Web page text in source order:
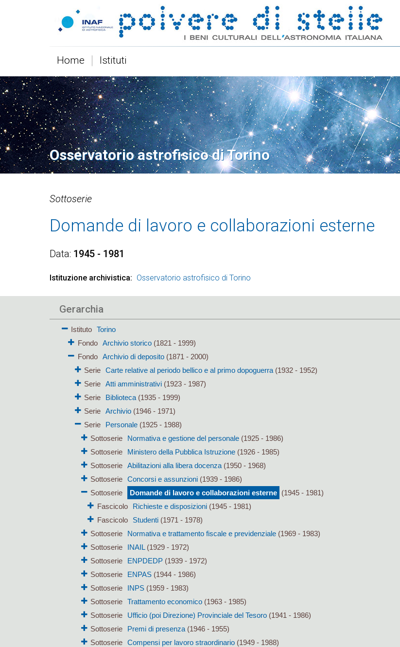
Home Istituti
Osservatorio astrofisico di Torino
Sottoserie
Domande di lavoro e collaborazioni esterne
Data 1945 - 1981
Istituzione archivistica Osservatorio astrofisico di Torino
Gerarchia
Istituto
Torino
Fondo
Archivio storico(1821 - 1999)
Fondo
Archivio di deposito(1871 - 2000)
Serie Carte relative al periodo bellico e al primo dopoguerra(1932 - 1952)
Serie Atti amministrativi(1923 - 1987)
Serie
Biblioteca(1935 - 1999)
Serie Archivio(1946 - 1971)
Serie
Personale(1925 - 1988)
Sottoserie
Normativa e gestione del personale (1925 - 1986)
Sottoserie
Ministero della Pubblica Istruzione (1926 - 1985)
Sottoserie
Abilitazioni alla libera docenza (1950 - 1968)
Sottoserie
Concorsi e assunzioni (1939 - 1986)
Sottoserie
Domande di lavoro e collaborazioni esterne (1945 - 1981)
Fascicolo
Richieste e disposizioni(1945 - 1981)
Fascicolo
Studenti(1971 - 1978)
Sottoserie
Normativa e trattamento fiscale e previdenziale (1969 - 1983)
Sottoserie
INAIL(1929 - 1972)
Sottoserie
ENPDEDP (1939 - 1972)
Sottoserie
ENPAS (1944 - 1986)
Sottoserie
INPS (1959 - 1983)
Sottoserie
Trattamento economico (1963 - 1985)
Sottoserie
Ufficio (poi Direzione) Provinciale del Tesoro (1941 - 1986)
Sottoserie
Premi di presenza (1946 - 1955)
Sottoserie
Compensi per lavoro straordinario (1949 - 1988)